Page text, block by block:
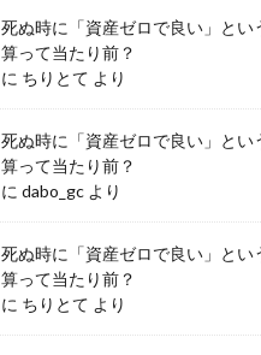
死ぬ時に「資産ゼロで良い」とい
算って当たり前？
に ちりとて より
死ぬ時に「資産ゼロで良い」とい
算って当たり前？
に dabo_gc より
死ぬ時に「資産ゼロで良い」とい
算って当たり前？
に ちりとて より